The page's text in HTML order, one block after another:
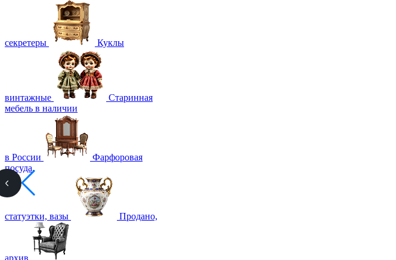
секретеры Куклы
винтажные
Старинная
мебель в наличии
в России
Фарфоровая
посуда,
статуэтки, вазы Продано,
архив